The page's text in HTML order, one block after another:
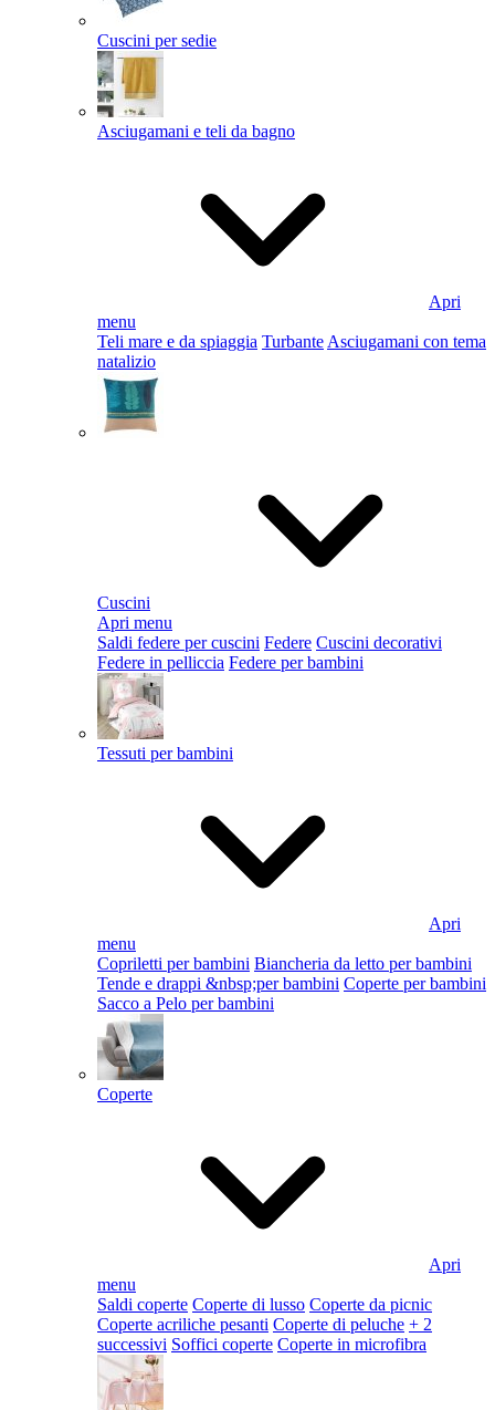
Cuscini per sedie
Asciugamani e teli da bagno
Apri
menu
Teli mare e da spiaggia Turbante Asciugamani con tema
natalizio
Cuscini
Apri menu
Saldi federe per cuscini Federe Cuscini decorativi
Federe in pelliccia Federe per bambini
Tessuti per bambini
Apri
menu
Copriletti per bambini Biancheria da letto per bambini
Tende e drappi &nbsp;per bambini Coperte per bambini
Sacco a Pelo per bambini
Coperte
Apri
menu
Saldi coperte Coperte di lusso Coperte da picnic
Coperte acriliche pesanti Coperte di peluche + 2
successivi Soffici coperte Coperte in microfibra